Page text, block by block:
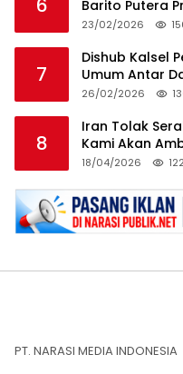
6
Barito Putera
23/02/2026
7
Dishub Kalsel
Umum Antar
26/02/2026
8
Iran Tolak
Kami Akan
18/04/2026
PT. NARASI MEDIA INDONESIA